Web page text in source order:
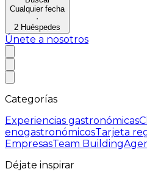
Cualquier fecha
·
2 Huéspedes
Únete a nosotros
Categorías
Experiencias gastronómicas
enogastronómicosTarjeta
EmpresasTeam Building
Déjate inspirar